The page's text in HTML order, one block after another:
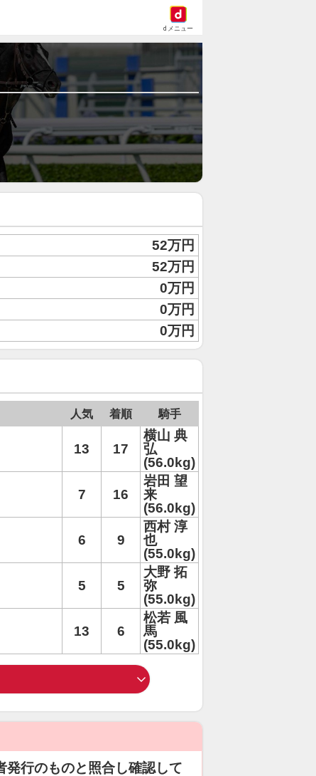
dメニュー
52万円
52万円
0万円
0万円
0万円
人気 着順 騎手
13 17
横山 典
弘
(56.0kg)
7 16
岩田 望
来
(56.0kg)
6 9
西村 淳
也
(55.0kg)
5 5
大野 拓
弥
(55.0kg)
13 6
松若 風
馬
(55.0kg)
発行のものと照合し確認して